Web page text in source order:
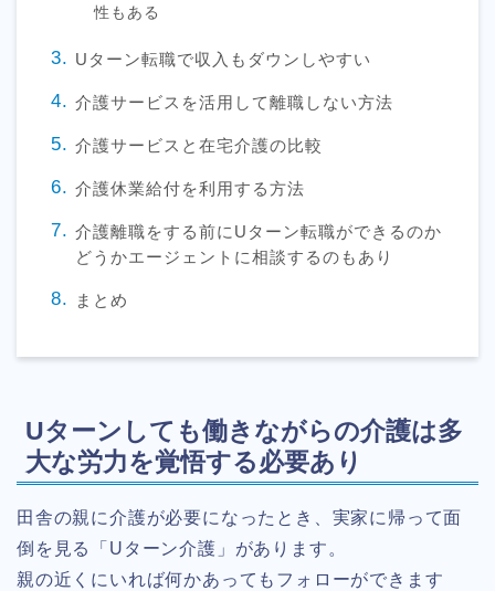
性もある
Uターン転職で収入もダウンしやすい
介護サービスを活用して離職しない方法
介護サービスと在宅介護の比較
介護休業給付を利用する方法
介護離職をする前にUターン転職ができるのか
どうかエージェントに相談するのもあり
まとめ
Uターンしても働きながらの介護は多
大な労力を覚悟する必要あり
田舎の親に介護が必要になったとき、実家に帰って面
倒を見る「Uターン介護」があります。
親の近くにいれば何かあってもフォローができます